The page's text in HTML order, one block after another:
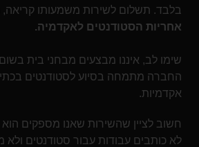
בלבד. תשלום לשירות משמעותו
אחריות הסטודנטים לאקדמיה.
שימו לב, איננו מבצעים מבחני בית בשום
החברה מתמחה בסיוע לסטודנטים
אקדמיות.
חשוב לציין שהשירות שאנו מספקים
לא כותבים עבודות עבור סטודנטים ולא